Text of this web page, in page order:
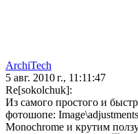
ArchiTech
5 авг. 2010 г., 11:11:47
Re[sokolchuk]:
Из самого простого и
фотошопе:
Monochrome и крутим